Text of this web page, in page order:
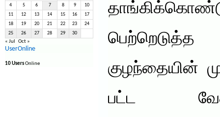
4 5 6 7 8 9 10
11 12 13 14 15 16 17
18 19 20 21 22 23 24
25 26 27 28 29 30
« Jul Oct »
UserOnline
10 UsersOnline
பெற்றெடுத்த
குழந்தையின்
பட்ட